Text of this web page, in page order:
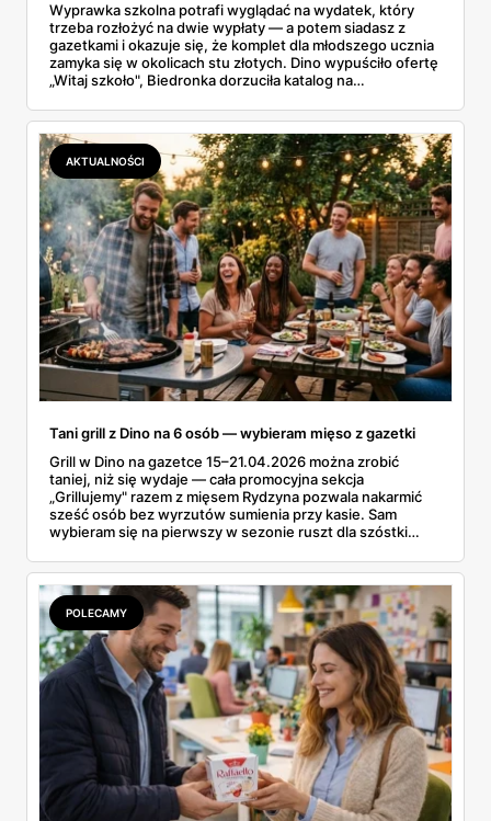
Wyprawka szkolna potrafi wyglądać na wydatek, który
trzeba rozłożyć na dwie wypłaty — a potem siadasz z
gazetkami i okazuje się, że komplet dla młodszego ucznia
zamyka się w okolicach stu złotych. Dino wypuściło ofertę
„Witaj szkoło", Biedronka dorzuciła katalog na
Przejrzałam obie i policzyłam pozycja po pozycji: zeszyty,
piórniki, plecaki, farby, kleje. Poniżej cała lista przyborów
szkolnych z cenami i terminami.
AKTUALNOŚCI
Tani grill z Dino na 6 osób — wybieram mięso z gazetki
Grill w Dino na gazetce 15–21.04.2026 można zrobić
taniej, niż się wydaje — cała promocyjna sekcja
„Grillujemy" razem z mięsem Rydzyna pozwala nakarmić
sześć osób bez wyrzutów sumienia przy kasie. Sam
wybieram się na pierwszy w sezonie ruszt dla szóstki
porannej kawie. Kiełbasa Biesiadna za 11,99 zł,
marynowane udko z kurczaka po 15,99 zł za kilogram,
szynka wykwintna Rydzyna po 37,99. Sprawdzam, co
naprawdę wchodzi do koszyka, a co lepiej zostawić na
półce.
POLECAMY